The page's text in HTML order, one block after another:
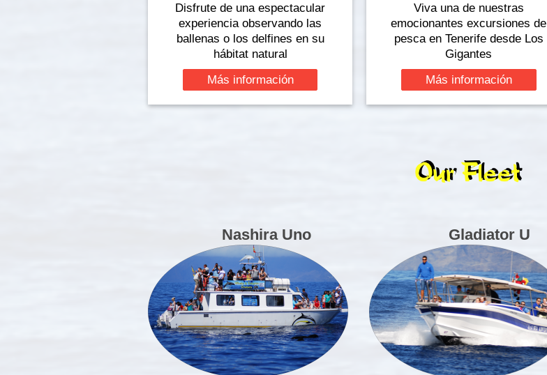
Disfrute de una espectacular
experiencia observando las
ballenas o los delfines en su
hábitat natural
Más información
Viva una de nuestras
emocionantes excursiones de
pesca en Tenerife desde Los
Gigantes
Más información
Nashira Uno Gladiator U